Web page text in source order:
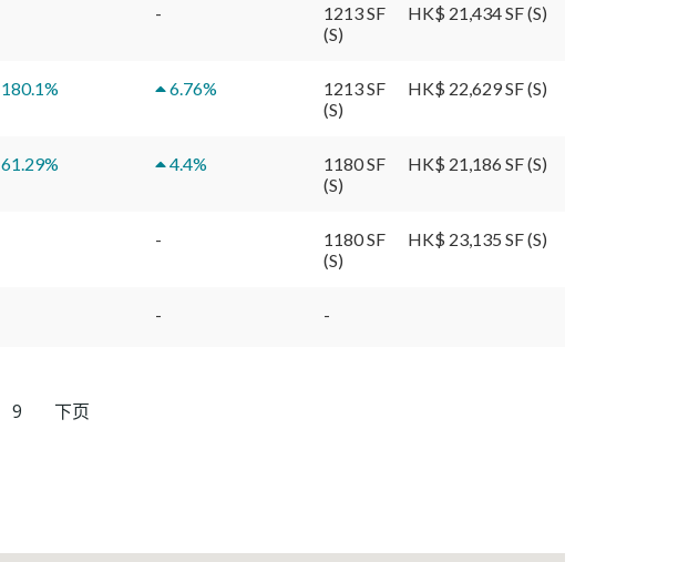
-
1213 SF
(S)
HK$ 21,434 SF (S)
180.1% 6.76%
1213 SF
(S)
HK$ 22,629 SF (S)
61.29% 4.4%
1180 SF
(S)
HK$ 21,186 SF (S)
-
1180 SF
(S)
HK$ 23,135 SF (S)
- -
9 下页